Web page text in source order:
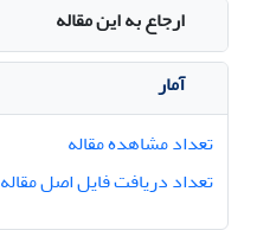
ارجاع به این مقاله
آمار
تعداد مشاهده مقاله
تعداد دریافت فایل اصل مقاله